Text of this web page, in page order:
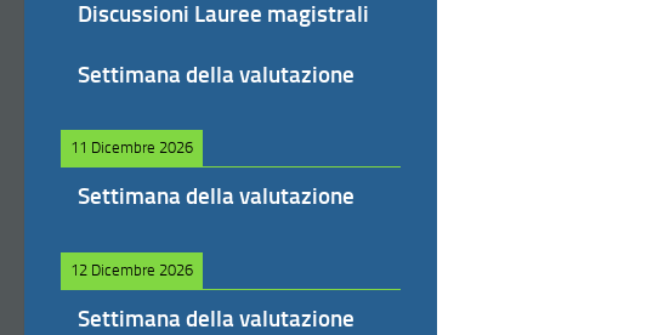
Discussioni Lauree magistrali
Settimana della valutazione
11 Dicembre 2026
Settimana della valutazione
12 Dicembre 2026
Settimana della valutazione